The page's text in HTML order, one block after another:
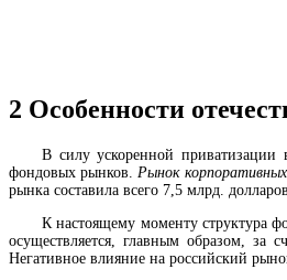
2 Особенности
В силу ускоренной приватизации
фондовых рынков.Рынок
рынка составила всего 7,5 млрд.
К настоящему моменту структура
осуществляется, главным образом, за
Негативное влияние на российский